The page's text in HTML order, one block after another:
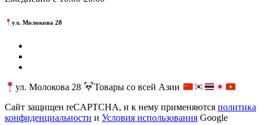
ул. Молокова 28
ул. Молокова 28
Товары со всей Азии
Сайт защищен reCAPTCHA, и к нему применяются политика
конфиденциальности и Условия использования Google